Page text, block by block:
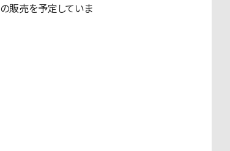
の販売を予定していま